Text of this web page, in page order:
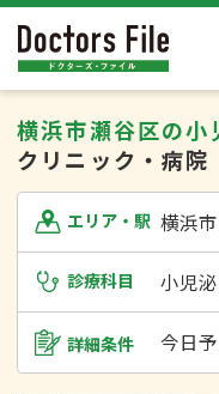
横浜市瀬谷区の小
クリニック・病院
エリア・駅 横浜
診療科目 小児
詳細条件 今日